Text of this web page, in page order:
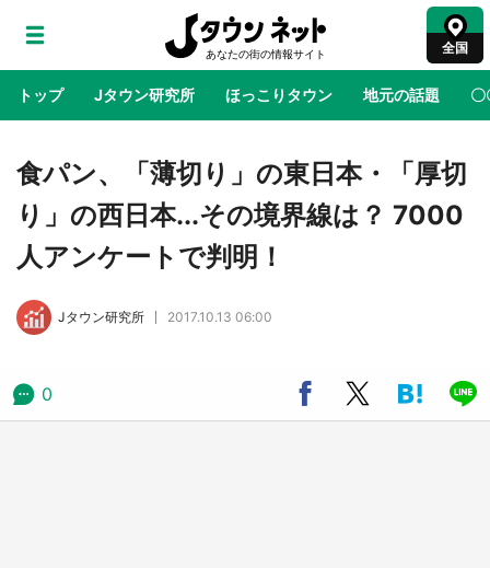
全国
トップ Jタウン研究所 ほっこりタウン 地元の話題 〇
地域×二次元 絶景 あの時はありがとう 物語がはじ
鳥取・境港「ゲゲゲの妖怪楽園」限定だった鬼
太郎グッズ買える 銀座・博品館TOY PARKへ
食パン、「薄切り」の東日本・「厚切
り」の西日本...その境界線は？ 7000
人アンケートで判明！
Jタウン研究所 2017.10.13 06:00
0